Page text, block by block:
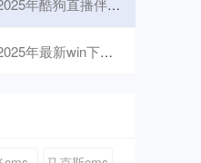
南：轻松解决音视频直播常见问题苹果cms
法详解，轻松解决下载问题苹果cms